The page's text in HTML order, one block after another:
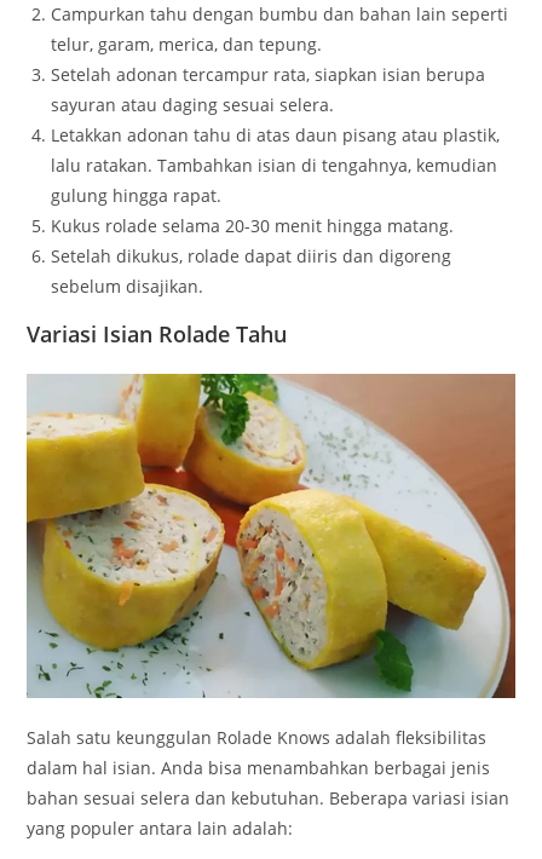
Campurkan tahu dengan bumbu dan bahan lain seperti
telur, garam, merica, dan tepung.
Setelah adonan tercampur rata, siapkan isian berupa
sayuran atau daging sesuai selera.
Letakkan adonan tahu di atas daun pisang atau plastik,
lalu ratakan. Tambahkan isian di tengahnya, kemudian
gulung hingga rapat.
Kukus rolade selama 20-30 menit hingga matang.
Setelah dikukus, rolade dapat diiris dan digoreng
sebelum disajikan.
Variasi Isian Rolade Tahu
Salah satu keunggulan Rolade Knows adalah fleksibilitas
dalam hal isian. Anda bisa menambahkan berbagai jenis
bahan sesuai selera dan kebutuhan. Beberapa variasi isian
yang populer antara lain adalah: